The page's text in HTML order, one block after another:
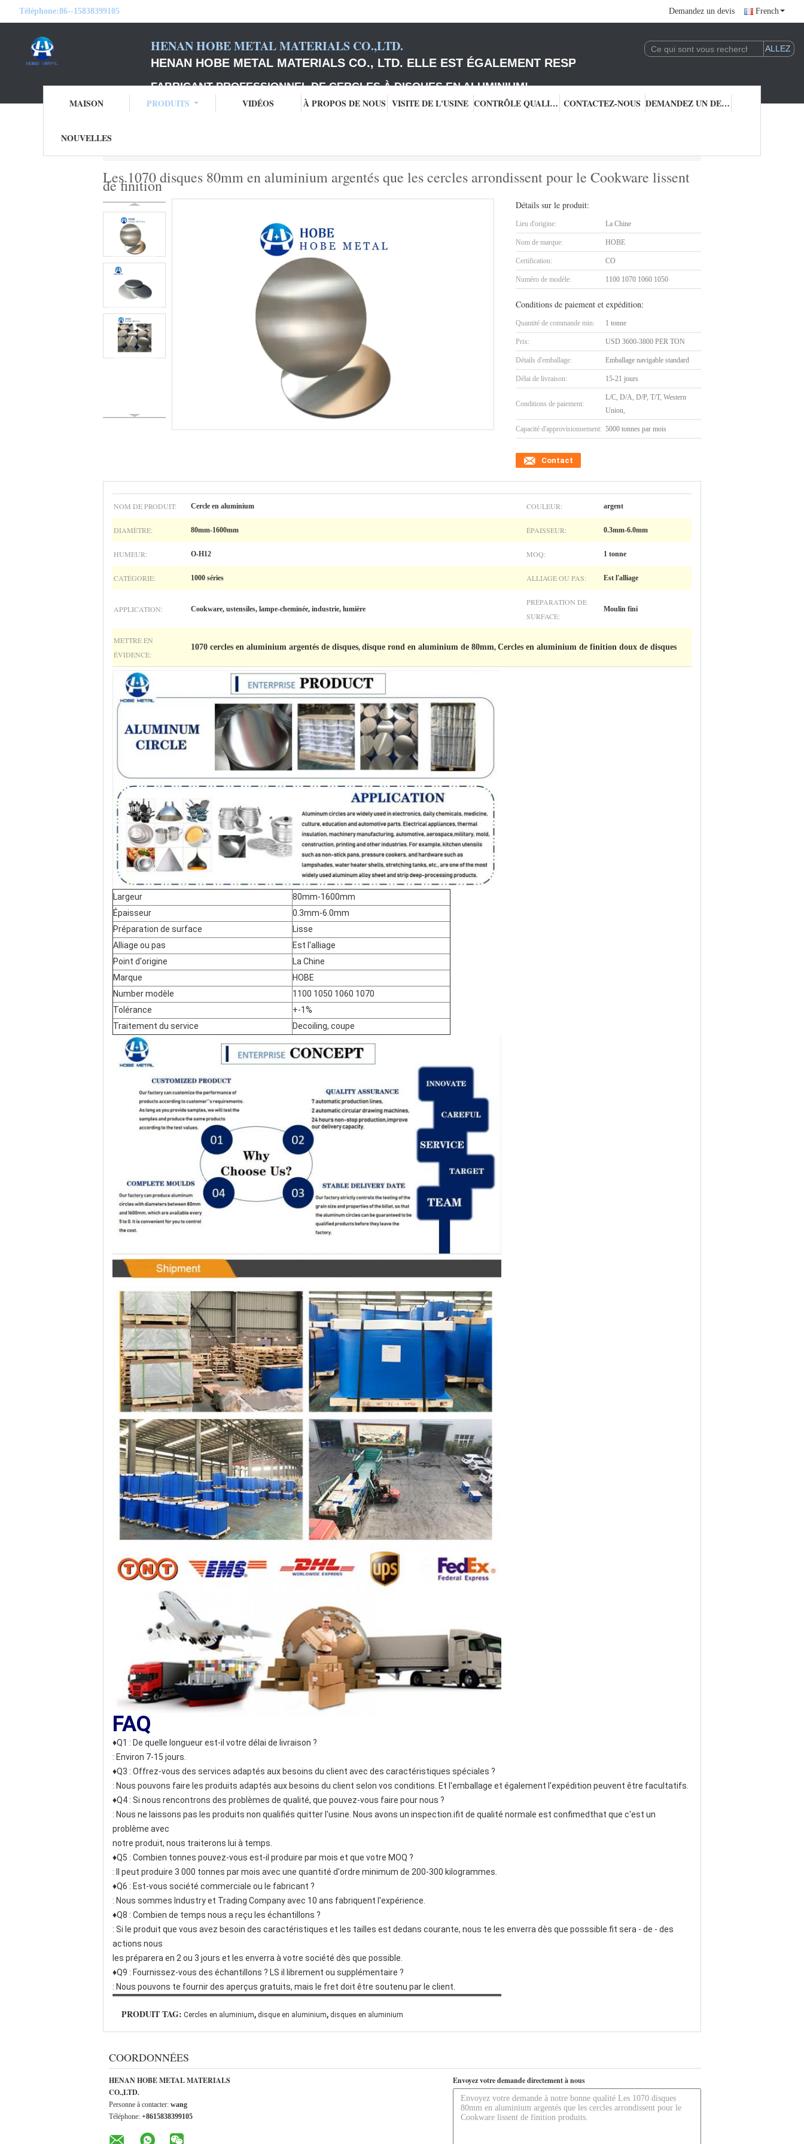
Téléphone:86--15838399105 Demandez un devis French
HENAN HOBE METAL MATERIALS CO.,LTD.
HENAN HOBE METAL MATERIALS CO., LTD. ELLE EST ÉGALEMENT RESPONSABLE DE L'EXPLOITATION DE LA
FABRICANT PROFESSIONNEL DE CERCLES À DISQUES EN ALUMINIUM!
MAISON PRODUITS VIDÉOS À PROPOS DE NOUS VISITE DE L'USINE CONTRÔLE QUALITÉ CONTACTEZ-NOUS DEMANDEZ UN DEVIS
NOUVELLES
Les 1070 disques 80mm en aluminium argentés que les cercles arrondissent pour le Cookware lissent
de finition
Détails sur le produit:
Lieu d'origine: La Chine
Nom de marque: HOBE
Certification: CO
Numéro de modèle: 1100 1070 1060 1050
Conditions de paiement et expédition:
Quantité de commande min: 1 tonne
Prix: USD 3600-3800 PER TON
Détails d'emballage: Emballage navigable standard
Délai de livraison: 15-21 jours
Conditions de paiement:
L/C, D/A, D/P, T/T, Western
Union,
Capacité d'approvisionnement: 5000 tonnes par mois
Contact
NOM DE PRODUIT: Cercle en aluminium COULEUR: argent
DIAMÈTRE: 80mm-1600mm ÉPAISSEUR: 0.3mm-6.0mm
HUMEUR: O-H12 MOQ: 1 tonne
CATÉGORIE: 1000 séries ALLIAGE OU PAS: Est l'alliage
APPLICATION: Cookware, ustensiles, lampe-cheminée, industrie, lumière
PRÉPARATION DE
SURFACE:
Moulin fini
METTRE EN
ÉVIDENCE:
1070 cercles en aluminium argentés de disques, disque rond en aluminium de 80mm, Cercles en aluminium de finition doux de disques
Largeur
80mm-1600mm
Épaisseur
0.3mm-6.0mm
Préparation de surface
Lisse
Alliage ou pas
Est l'alliage
Point d'origine
La Chine
Marque
HOBE
Number modèle
1100 1050 1060 1070
Tolérance
+-1%
Traitement du service
Decoiling, coupe
FAQ
♦Q1 : De quelle longueur est-il votre délai de livraison ?
: Environ 7-15 jours.
♦Q3 : Offrez-vous des services adaptés aux besoins du client avec des caractéristiques spéciales ?
: Nous pouvons faire les produits adaptés aux besoins du client selon vos conditions. Et l'emballage et également l'expédition peuvent être facultatifs.
♦Q4 : Si nous rencontrons des problèmes de qualité, que pouvez-vous faire pour nous ?
: Nous ne laissons pas les produits non qualifiés quitter l'usine. Nous avons un inspection.ifit de qualité normale est confimedthat que c'est un
problème avec
notre produit, nous traiterons lui à temps.
♦Q5 : Combien tonnes pouvez-vous est-il produire par mois et que votre MOQ ?
: Il peut produire 3 000 tonnes par mois avec une quantité d'ordre minimum de 200-300 kilogrammes.
♦Q6 : Est-vous société commerciale ou le fabricant ?
: Nous sommes Industry et Trading Company avec 10 ans fabriquent l'expérience.
♦Q8 : Combien de temps nous a reçu les échantillons ?
: Si le produit que vous avez besoin des caractéristiques et les tailles est dedans courante, nous te les enverra dès que posssible.fit sera - de - des
actions nous
les préparera en 2 ou 3 jours et les enverra à votre société dès que possible.
♦Q9 : Fournissez-vous des échantillons ? LS il librement ou supplémentaire ?
: Nous pouvons te fournir des aperçus gratuits, mais le fret doit être soutenu par le client.
PRODUIT TAG: Cercles en aluminium, disque en aluminium, disques en aluminium
COORDONNÉES
HENAN HOBE METAL MATERIALS
CO.,LTD.
Personne à contacter: wang
Téléphone: +8615838399105
Envoyez votre demande directement à nous